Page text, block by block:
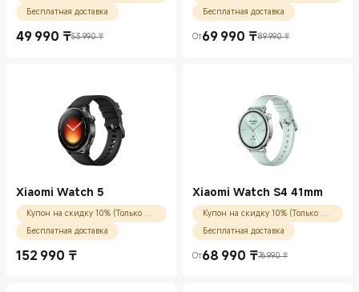
Бесплатная доставка
49 990 ₸
Current Price ₸49990.00
53 990 ₸
Рекомендованная цена 53 990 ₸
Бесплатная доставка
От69 990 ₸
Current Price ₸69990.00
89 990 ₸
Рекомендованная цена 89 990 ₸
Xiaomi Watch 5
Купон на скидку 10% (Только для новых пользователей)
Бесплатная доставка
152 990 ₸
Current Price ₸152990.00
Xiaomi Watch S4 41mm
Купон на скидку 10% (Только для новых пользователей)
Бесплатная доставка
От68 990 ₸
Current Price ₸68990.00
76 990 ₸
Рекомендованная цена 76 990 ₸